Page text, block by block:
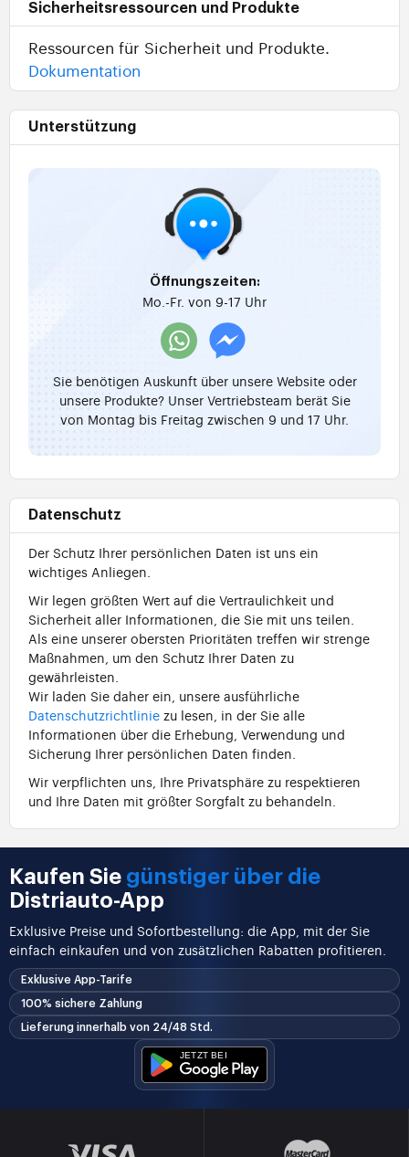
Sicherheitsressourcen und Produkte
Ressourcen für Sicherheit und Produkte.
Dokumentation
Unterstützung
Öffnungszeiten:
Mo.-Fr. von 9-17 Uhr
Sie benötigen Auskunft über unsere Website oder
unsere Produkte? Unser Vertriebsteam berät Sie
von Montag bis Freitag zwischen 9 und 17 Uhr.
Datenschutz
Der Schutz Ihrer persönlichen Daten ist uns ein
wichtiges Anliegen.
Wir legen größten Wert auf die Vertraulichkeit und
Sicherheit aller Informationen, die Sie mit uns teilen.
Als eine unserer obersten Prioritäten treffen wir strenge
Maßnahmen, um den Schutz Ihrer Daten zu
gewährleisten.
Wir laden Sie daher ein, unsere ausführliche
Datenschutzrichtlinie zu lesen, in der Sie alle
Informationen über die Erhebung, Verwendung und
Sicherung Ihrer persönlichen Daten finden.
Wir verpflichten uns, Ihre Privatsphäre zu respektieren
und Ihre Daten mit größter Sorgfalt zu behandeln.
Kaufen Sie günstiger über die
Distriauto-App
Exklusive Preise und Sofortbestellung: die App, mit der Sie
einfach einkaufen und von zusätzlichen Rabatten profitieren.
Exklusive App-Tarife
100% sichere Zahlung
Lieferung innerhalb von 24/48 Std.